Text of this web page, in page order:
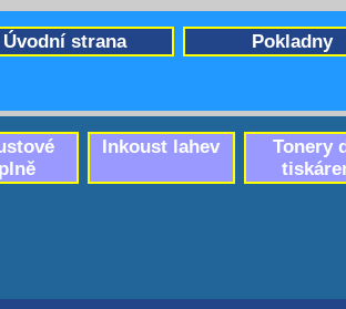
Pokladny
Úvodní strana
Tonery
Inkoust lahev